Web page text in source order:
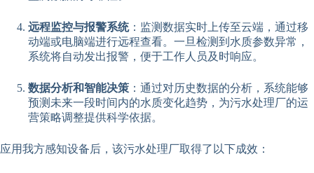
远程监控与报警系统：监测数据实时上传至云端，通过移
动端或电脑端进行远程查看。一旦检测到水质参数异常，
系统将自动发出报警，便于工作人员及时响应。
数据分析和智能决策 ：通过对历史数据的分析，系统能够
预测未来一段时间内的水质变化趋势，为污水处理厂的运
营策略调整提供科学依据。
应用我方感知设备后，该污水处理厂取得了以下成效：